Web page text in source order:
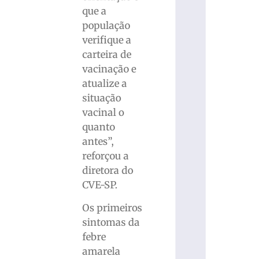
que a
população
verifique a
carteira de
vacinação e
atualize a
situação
vacinal o
quanto
antes”,
reforçou a
diretora do
CVE-SP.
Os primeiros
sintomas da
febre
amarela